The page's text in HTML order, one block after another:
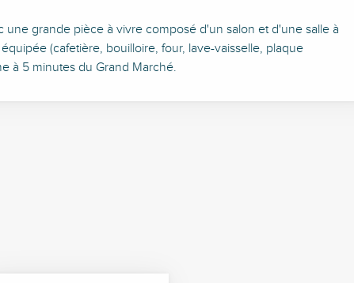
grande pièce à vivre composé d'un salon et d'une salle à
(cafetière, bouilloire, four, lave-vaisselle, plaque
à 5 minutes du Grand Marché.